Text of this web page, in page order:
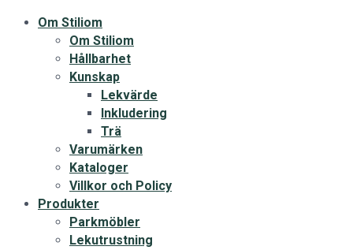
Om Stiliom
Om Stiliom
Hållbarhet
Kunskap
Lekvärde
Inkludering
Trä
Varumärken
Kataloger
Villkor och Policy
Produkter
Parkmöbler
Lekutrustning